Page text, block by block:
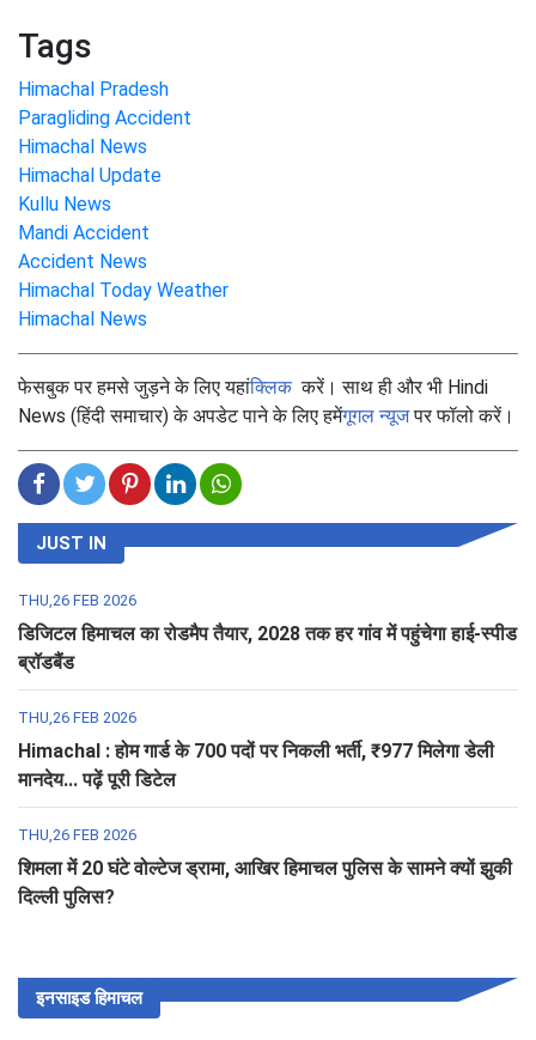
Tags
Himachal Pradesh
Paragliding Accident
Himachal News
Himachal Update
Kullu News
Mandi Accident
Accident News
Himachal Today Weather
Himachal News
फेसबुक पर हमसे जुड़ने के लिए यहांक्लिककरें। साथ ही और भी Hindi
News (हिंदी समाचार) के अपडेट पाने के लिए हमेंगूगल न्यूजपर फॉलो करें।
JUST IN
THU,26 FEB 2026
डिजिटल हिमाचल का रोडमैप तैयार, 2028 तक हर गांव में पहुंचेगा हाई-स्पीड
ब्रॉडबैंड
THU,26 FEB 2026
Himachal : होम गार्ड के 700 पदों पर निकली भर्ती, ₹977 मिलेगा डेली
मानदेय... पढ़ें पूरी डिटेल
THU,26 FEB 2026
शिमला में 20 घंटे वोल्टेज ड्रामा, आखिर हिमाचल पुलिस के सामने क्यों झुकी
दिल्ली पुलिस?
इनसाइड हिमाचल